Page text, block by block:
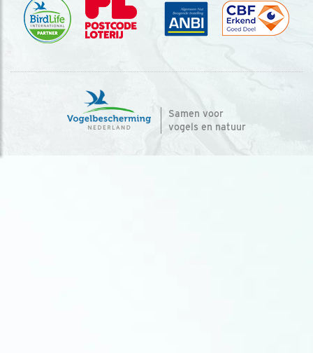
Samen voor
vogels en natuur